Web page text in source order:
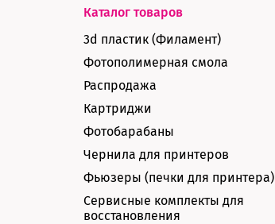
Каталог товаров
3d пластик (Филамент)
Фотополимерная смола
Распродажа
Картриджи
Фотобарабаны
Чернила для принтеров
Фьюзеры (печки для принтера)
Сервисные комплекты для
восстановления